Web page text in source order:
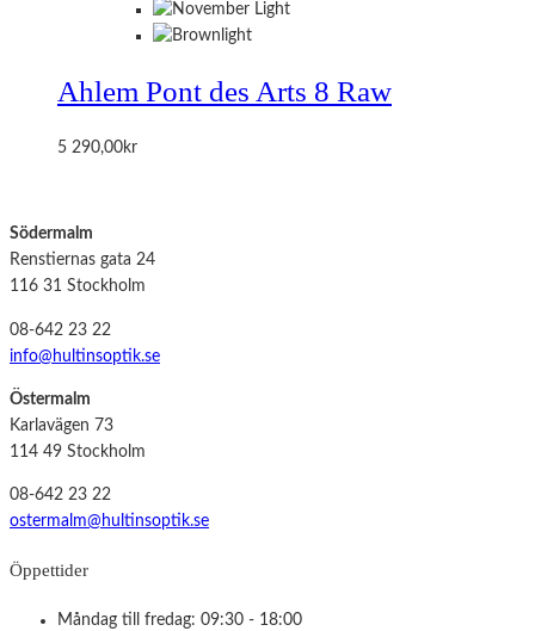
Ahlem Pont des Arts 8 Raw
5 290,00kr
Södermalm
Renstiernas gata 24
116 31 Stockholm
08-642 23 22
info@hultinsoptik.se
Östermalm
Karlavägen 73
114 49 Stockholm
08-642 23 22
ostermalm@hultinsoptik.se
Öppettider
Måndag till fredag: 09:30 - 18:00